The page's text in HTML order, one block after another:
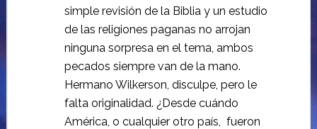
simple revisión de la Biblia y un estudio
de las religiones paganas no arrojan
ninguna sorpresa en el tema, ambos
pecados siempre van de la mano.
Hermano Wilkerson, disculpe, pero le
falta originalidad. ¿Desde cuándo
América, o cualquier otro país, fueron